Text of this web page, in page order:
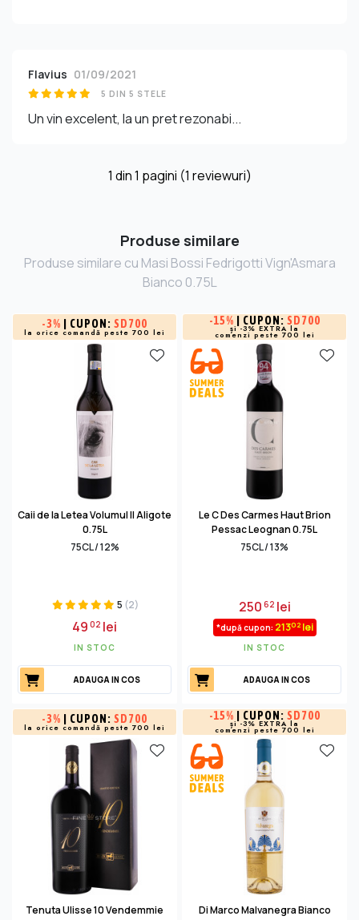
Flavius 01/09/2021
5 DIN 5 STELE
Un vin excelent, la un pret rezonabi...
1 din1 pagini (1 reviewuri)
Produse similare
Produse similare cu Masi Bossi Fedrigotti Vign'Asmara
Bianco 0.75L
-3% | CUPON: SD700
la orice comandă peste 700 lei
Caii de la Letea Volumul II Aligote
0.75L
75CL / 12%
5 (2)
4902 lei
IN STOC
ADAUGA IN COS
-15% | CUPON: SD700
și -3% EXTRA la
comenzi peste 700 lei
Le C Des Carmes Haut Brion
Pessac Leognan 0.75L
75CL / 13%
25062lei
*după cupon: 21302lei
IN STOC
ADAUGA IN COS
-3% | CUPON: SD700
la orice comandă peste 700 lei
Tenuta Ulisse 10 Vendemmie
-15% | CUPON: SD700
și -3% EXTRA la
comenzi peste 700 lei
Di Marco Malvanegra Bianco